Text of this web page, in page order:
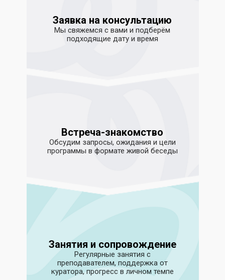
Заявка на консультацию
Мы свяжемся с вами и подберём
подходящие дату и время
Встреча-знакомство
Обсудим запросы, ожидания и цели
программы в формате живой беседы
Занятия и сопровождение
Регулярные занятия с
преподавателем, поддержка от
куратора, прогресс в личном темпе